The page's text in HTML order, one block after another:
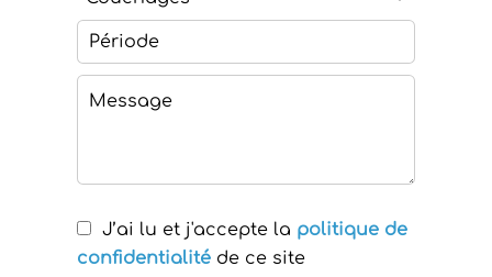
J’ai lu et j'accepte la politique de
confidentialité de ce site